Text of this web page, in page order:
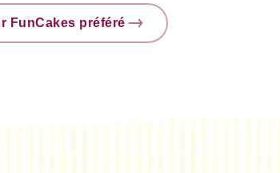
FunCakes préféré